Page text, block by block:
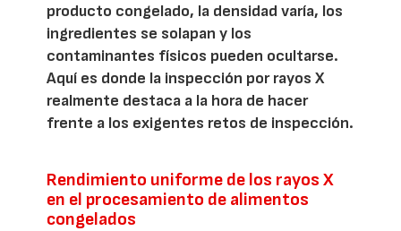
producto congelado, la densidad varía, los
ingredientes se solapan y los
contaminantes físicos pueden ocultarse.
Aquí es donde la inspección por rayos X
realmente destaca a la hora de hacer
frente a los exigentes retos de inspección.
Rendimiento uniforme de los rayos X
en el procesamiento de alimentos
congelados